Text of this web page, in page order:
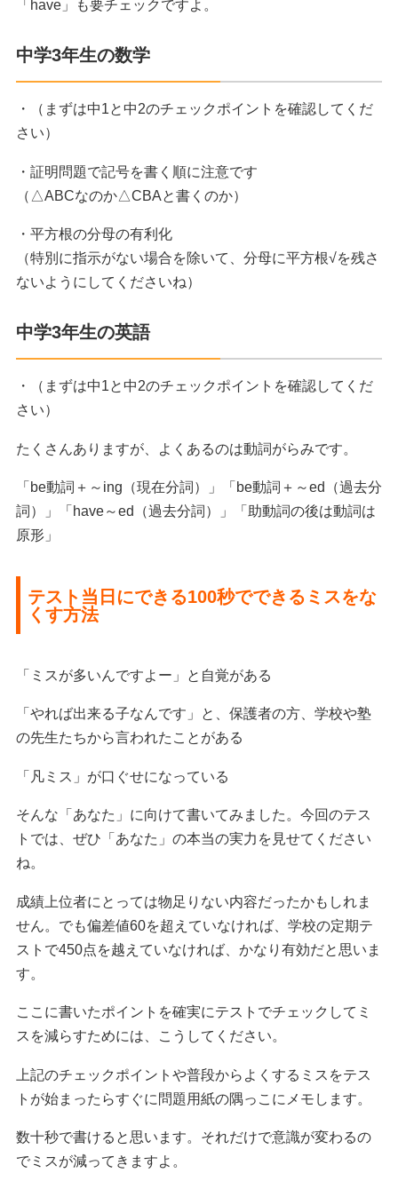
「have」も要チェックですよ。
中学3年生の数学
・（まずは中1と中2のチェックポイントを確認してくだ
さい）
・証明問題で記号を書く順に注意です
（△ABCなのか△CBAと書くのか）
・平方根の分母の有利化
（特別に指示がない場合を除いて、分母に平方根√を残さ
ないようにしてくださいね）
中学3年生の英語
・（まずは中1と中2のチェックポイントを確認してくだ
さい）
たくさんありますが、よくあるのは動詞がらみです。
「be動詞＋～ing（現在分詞）」「be動詞＋～ed（過去分
詞）」「have～ed（過去分詞）」「助動詞の後は動詞は
原形」
テスト当日にできる100秒でできるミスをな
くす方法
「ミスが多いんですよー」と自覚がある
「やれば出来る子なんです」と、保護者の方、学校や塾
の先生たちから言われたことがある
「凡ミス」が口ぐせになっている
そんな「あなた」に向けて書いてみました。今回のテス
トでは、ぜひ「あなた」の本当の実力を見せてください
ね。
成績上位者にとっては物足りない内容だったかもしれま
せん。でも偏差値60を超えていなければ、学校の定期テ
ストで450点を越えていなければ、かなり有効だと思いま
す。
ここに書いたポイントを確実にテストでチェックしてミ
スを減らすためには、こうしてください。
上記のチェックポイントや普段からよくするミスをテス
トが始まったらすぐに問題用紙の隅っこにメモします。
数十秒で書けると思います。それだけで意識が変わるの
でミスが減ってきますよ。